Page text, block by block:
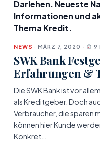
Darlehen. Neueste
Informationen und
Thema Kredit.
NEWS · MÄRZ 7, 2020 · 9
SWK Bank
Erfahrungen &
Die SWK Bank ist vor
als Kreditgeber. Doch
Verbraucher, die sparen
können hier Kunde
Konkret…